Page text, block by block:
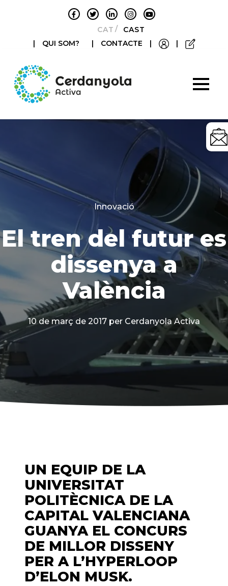
CATALÀCASTELLANO
|
QUI SOM? | CONTACTE | |
Categories
Innovació
El tren del futur es
dissenya a
València
10 de març de 2017 per Cerdanyola Activa
UN EQUIP DE LA
UNIVERSITAT
POLITÈCNICA DE LA
CAPITAL VALENCIANA
GUANYA EL CONCURS
DE MILLOR DISSENY
PER A L’HYPERLOOP
D’ELON MUSK.